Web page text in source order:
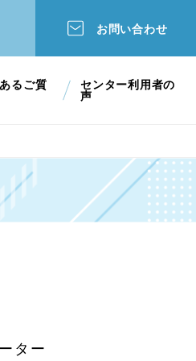
るご質
センター利用者の
声
お問い合わせ
ター